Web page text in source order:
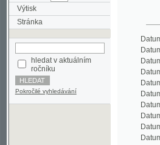
Stránka
hledat v aktuálním
Pokročilé vyhledávání
Datum
Datum
Datum
Datum
Datum
Datum
Datum
Datum
Datum
Datum
Datum